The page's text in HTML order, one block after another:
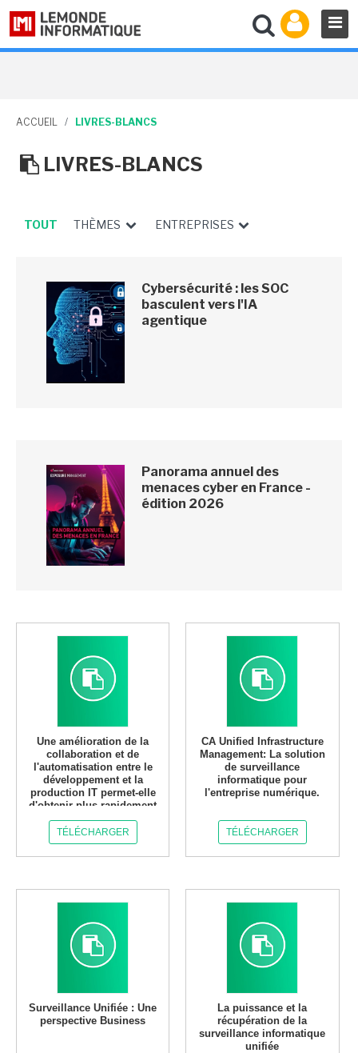
ACCUEIL / LIVRES-BLANCS
LIVRES-BLANCS
TOUT THÈMES ENTREPRISES
Cybersécurité : les SOC
basculent vers l'IA
agentique
Panorama annuel des
menaces cyber en France -
édition 2026
Une amélioration de la
collaboration et de
l'automatisation entre le
développement et la
production IT permet-elle
d'obtenir plus rapidement
de la valeur métier ?
TÉLÉCHARGER
CA Unified Infrastructure
Management: La solution
de surveillance
informatique pour
l'entreprise numérique.
TÉLÉCHARGER
Surveillance Unifiée : Une
perspective Business
La puissance et la
récupération de la
surveillance informatique
unifiée